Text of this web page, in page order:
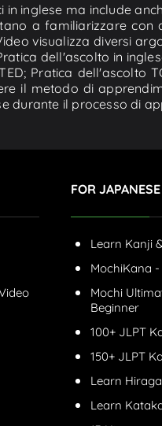
inglese ma include
a familiarizzare con
visualizza diversi
dell'ascolto in
Pratica dell'ascolto
il metodo di
durante il processo di
FOR
Learn Kanji
MochiKana
Mochi
Beginner
100+ JLPT
150+ JLPT
Learn
Learn